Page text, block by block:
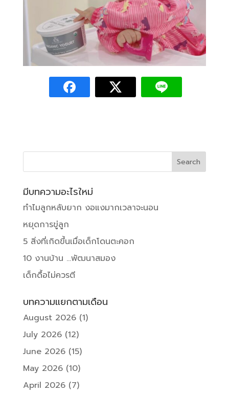
มีบทความอะไรใหม่
ทำไมลูกหลับยาก งอแงมากเวลาจะนอน
หยุดการขู่ลูก
5 สิ่งที่เกิดขึ้นเมื่อเด็กโดนตะคอก
10 งานบ้าน …พัฒนาสมอง
เด็กดื้อไม่ควรตี
บทความแยกตามเดือน
August 2026(1)
July 2026(12)
June 2026(15)
May 2026(10)
April 2026(7)